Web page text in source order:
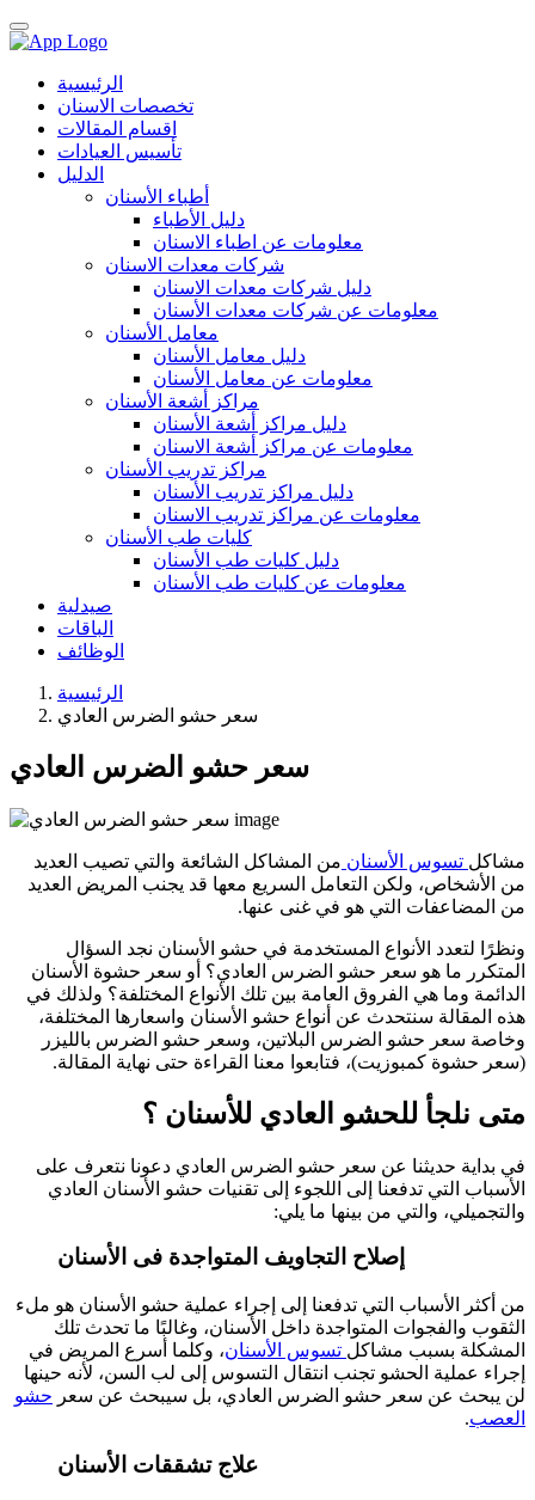
الرئيسية
تخصصات الاسنان
اقسام المقالات
تأسيس العيادات
الدليل
أطباء الأسنان
دليل الأطباء
معلومات عن اطباء الاسنان
شركات معدات الاسنان
دليل شركات معدات الاسنان
معلومات عن شركات معدات الأسنان
معامل الأسنان
دليل معامل الأسنان
معلومات عن معامل الأسنان
مراكز أشعة الأسنان
دليل مراكز أشعة الأسنان
معلومات عن مراكز أشعة الاسنان
مراكز تدريب الأسنان
دليل مراكز تدريب الأسنان
معلومات عن مراكز تدريب الاسنان
كليات طب الأسنان
دليل كليات طب الأسنان
معلومات عن كليات طب الأسنان
صيدلية
الباقات
الوظائف
الرئيسية
سعر حشو الضرس العادي
سعر حشو الضرس العادي
مشاكل تسوس الأسنان من المشاكل الشائعة والتي تصيب العديد
من الأشخاص، ولكن التعامل السريع معها قد يجنب المريض العديد
من المضاعفات التي هو في غنى عنها.
ونظرًا لتعدد الأنواع المستخدمة في حشو الأسنان نجد السؤال
المتكرر ما هو سعر حشو الضرس العادي؟ أو سعر حشوة الأسنان
الدائمة وما هي الفروق العامة بين تلك الأنواع المختلفة؟ ولذلك في
هذه المقالة سنتحدث عن أنواع حشو الأسنان واسعارها المختلفة،
وخاصة سعر حشو الضرس البلاتين، وسعر حشو الضرس بالليزر
(سعر حشوة كمبوزيت)، فتابعوا معنا القراءة حتى نهاية المقالة.
متى نلجأ للحشو العادي للأسنان ؟
في بداية حديثنا عن سعر حشو الضرس العادي دعونا نتعرف على
الأسباب التي تدفعنا إلى اللجوء إلى تقنيات حشو الأسنان العادي
والتجميلي، والتي من بينها ما يلي:
إصلاح التجاويف المتواجدة فى الأسنان
من أكثر الأسباب التي تدفعنا إلى إجراء عملية حشو الأسنان هو ملء
الثقوب والفجوات المتواجدة داخل الأسنان، وغالبًا ما تحدث تلك
المشكلة بسبب مشاكل تسوس الأسنان، وكلما أسرع المريض في
إجراء عملية الحشو تجنب انتقال التسوس إلى لب السن، لأنه حينها
لن يبحث عن سعر حشو الضرس العادي، بل سيبحث عن سعر حشو
العصب.
علاج تشققات الأسنان